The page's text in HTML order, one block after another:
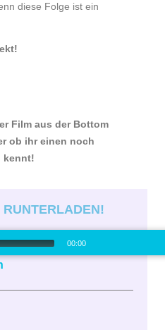
diese Folge ist ein
Film aus der Bottom
ob ihr einen noch
kennt!
00:00